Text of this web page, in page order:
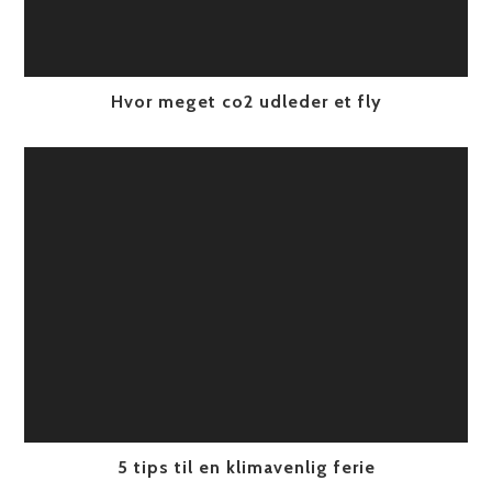
Hvor meget co2 udleder et fly
5 tips til en klimavenlig ferie